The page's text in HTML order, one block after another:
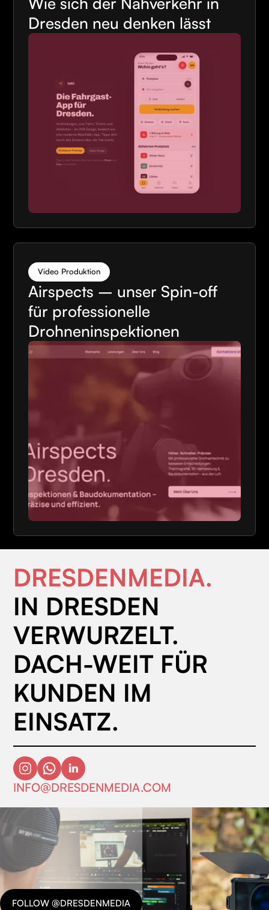
Dresden neu denken lässt
Video Produktion
Airspects – unser Spin-off
für professionelle
Drohneninspektionen
DRESDENMEDIA.
IN DRESDEN
VERWURZELT.
DACH-WEIT FÜR
KUNDEN IM
EINSATZ.
INFO@DRESDENMEDIA.COM
FOLLOW @DRESDENMEDIA